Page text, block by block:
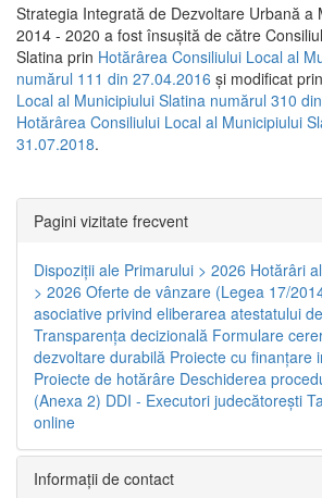
Strategia Integrată de Dezvoltare Urbană a
2014 - 2020 a fost însuşită de către
Slatina prin Hotărârea Consiliului Local al
numărul 111 din 27.04.2016 și modificat prin
Local al Municipiului Slatina numărul 310
Hotărârea Consiliului Local al Municipiului
31.07.2018.
Pagini vizitate frecvent
Dispoziţii ale Primarului > 2026 Hotărâri
> 2026 Oferte de vânzare (Legea 17/
asociative privind eliberarea atestatului
Transparenţa decizională Formulare
dezvoltare durabilă Proiecte cu finanţare
Proiecte de hotărâre Deschiderea
(Anexa 2) DDI - Executori judecătorești
online
Informaţii de contact